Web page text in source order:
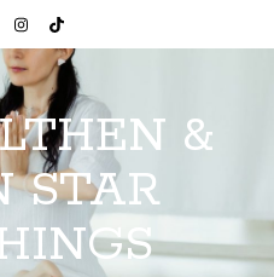
&
STAR